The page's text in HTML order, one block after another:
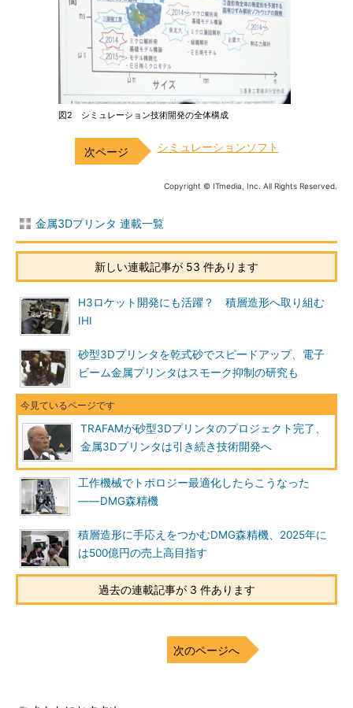
図2 シミュレーション技術開発の全体構成
シミュレーションソフト
Copyright © ITmedia, Inc. All Rights Reserved.
金属3Dプリンタ 連載一覧
新しい連載記事が 53 件あります
H3ロケット開発にも活躍？ 積層造形へ取り組む
IHI
砂型3Dプリンタを乾式砂でスピードアップ、電子
ビーム金属プリンタはスモーク抑制の研究も
TRAFAMが砂型3Dプリンタのプロジェクト完了、
金属3Dプリンタは引き続き技術開発へ
工作機械でトポロジー最適化したらこうなった
――DMG森精機
積層造形に手応えをつかむDMG森精機、2025年に
は500億円の売上高目指す
過去の連載記事が 3 件あります
次のページへ